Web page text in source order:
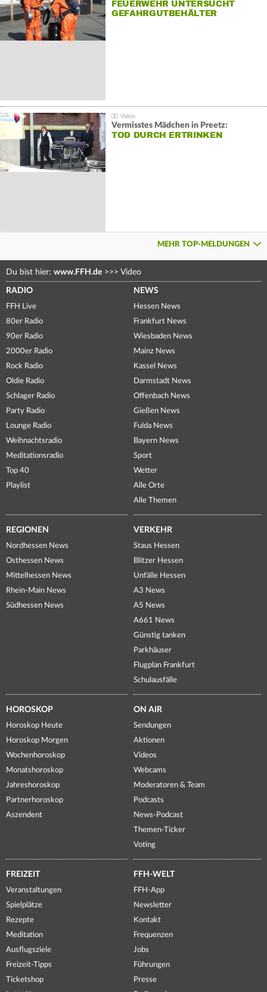
FEUERWEHR UNTERSUCHT
GEFAHRGUTBEHÄLTER
Vermisstes Mädchen in Preetz:
TOD DURCH ERTRINKEN
MEHR TOP-MELDUNGEN
Du bist hier: www.FFH.de >>> Video
RADIO
FFH Live
80er Radio
90er Radio
2000er Radio
Rock Radio
Oldie Radio
Schlager Radio
Party Radio
Lounge Radio
Weihnachtsradio
Meditationsradio
Top 40
Playlist
NEWS
Hessen News
Frankfurt News
Wiesbaden News
Mainz News
Kassel News
Darmstadt News
Offenbach News
Gießen News
Fulda News
Bayern News
Sport
Wetter
Alle Orte
Alle Themen
REGIONEN
Nordhessen News
Osthessen News
Mittelhessen News
Rhein-Main News
Südhessen News
VERKEHR
Staus Hessen
Blitzer Hessen
Unfälle Hessen
A3 News
A5 News
A661 News
Günstig tanken
Parkhäuser
Flugplan Frankfurt
Schulausfälle
HOROSKOP
Horoskop Heute
Horoskop Morgen
Wochenhoroskop
Monatshoroskop
Jahreshoroskop
Partnerhoroskop
Aszendent
ON AIR
Sendungen
Aktionen
Videos
Webcams
Moderatoren & Team
Podcasts
News-Podcast
Themen-Ticker
Voting
FREIZEIT
Veranstaltungen
Spielplätze
Rezepte
Meditation
Ausflugsziele
Freizeit-Tipps
Ticketshop
FFH-WELT
FFH-App
Newsletter
Kontakt
Frequenzen
Jobs
Führungen
Presse